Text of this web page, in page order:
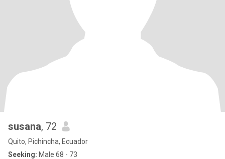
susana, 72
Quito, Pichincha, Ecuador
Seeking: Male 68 - 73